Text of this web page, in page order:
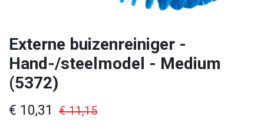
Externe buizenreiniger -
Hand-/steelmodel - Medium
(5372)
€ 10,31 €11,15